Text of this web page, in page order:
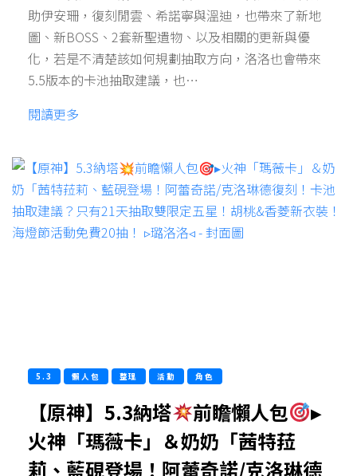
助伊安珊，復刻閒雲、希諾寧與溫迪，也帶來了新地
圖、新BOSS、2套新聖遺物、以及相關的更新與優
化，若是不清楚該如何規劃抽取方向，洛洛也會帶來
5.5版本的卡池抽取建議，也…
閱讀更多
5.3 懶人包 整理 活動 角色
【原神】5.3納塔 前瞻懶人包
▸
火神「瑪薇卡」＆奶奶「茜特菈
莉、藍硯登場！阿蕾奇諾/克洛琳德